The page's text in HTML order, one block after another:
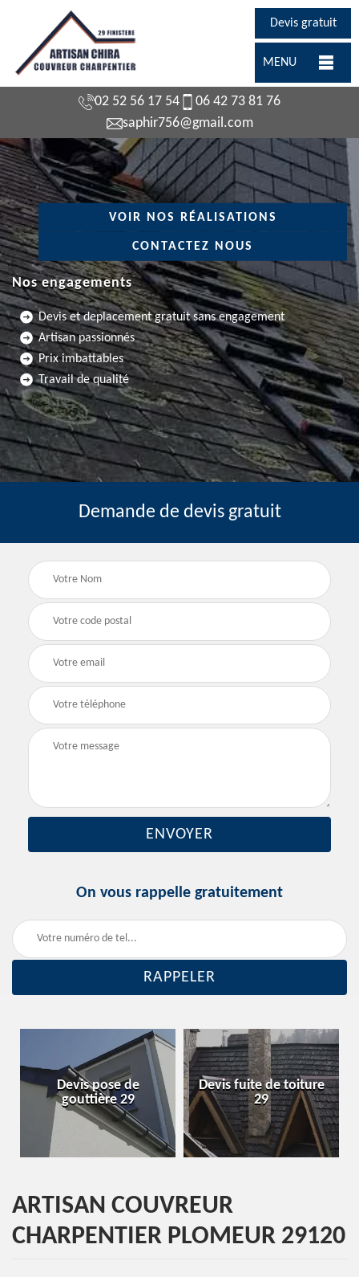
Devis gratuit
MENU
02 52 56 17 54
06 42 73 81 76
saphir756@gmail.com
VOIR NOS RÉALISATIONS
CONTACTEZ NOUS
Nos engagements
Devis et deplacement gratuit sans engagement
Artisan passionnés
Prix imbattables
Travail de qualité
Demande de devis gratuit
On vous rappelle gratuitement
Devis pose de
gouttière 29
Devis fuite de toiture
29
ARTISAN COUVREUR
CHARPENTIER PLOMEUR 29120